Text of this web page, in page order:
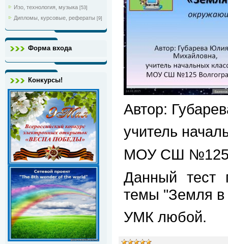
Изо, технология, музыка [53]
Дипломы, курсовые, рефераты [9]
Форма входа
Конкурсы!
Автор:
учитель
МОУ СШ №125
Данный тест
темы "Земля в
УМК любой.